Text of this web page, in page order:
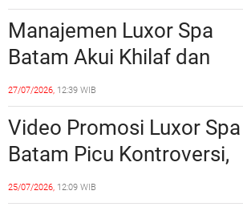
Realisasi Pembangunan
Lampaui 50 Persen
Manajemen Luxor Spa
Batam Akui Khilaf dan
Minta Maaf, Konten
Langsung Di-Takedown
27/07/2026, 12:39 WIB
Video Promosi Luxor Spa
Batam Picu Kontroversi,
Dinilai Bermuatan Sensual
25/07/2026, 12:09 WIB